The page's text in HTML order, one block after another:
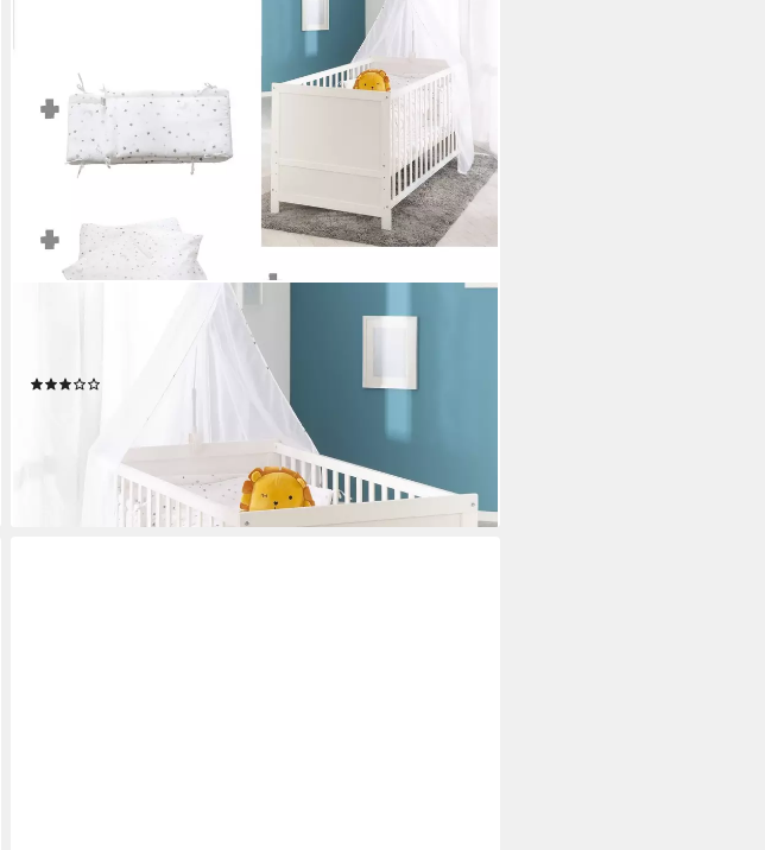
Komplettbett 70 x 140 cm, inkl. kompletter
Textilausstattung, Nestchen, Matratze & Himmel
lieferbar - in 6-7 Werktagen bei dir